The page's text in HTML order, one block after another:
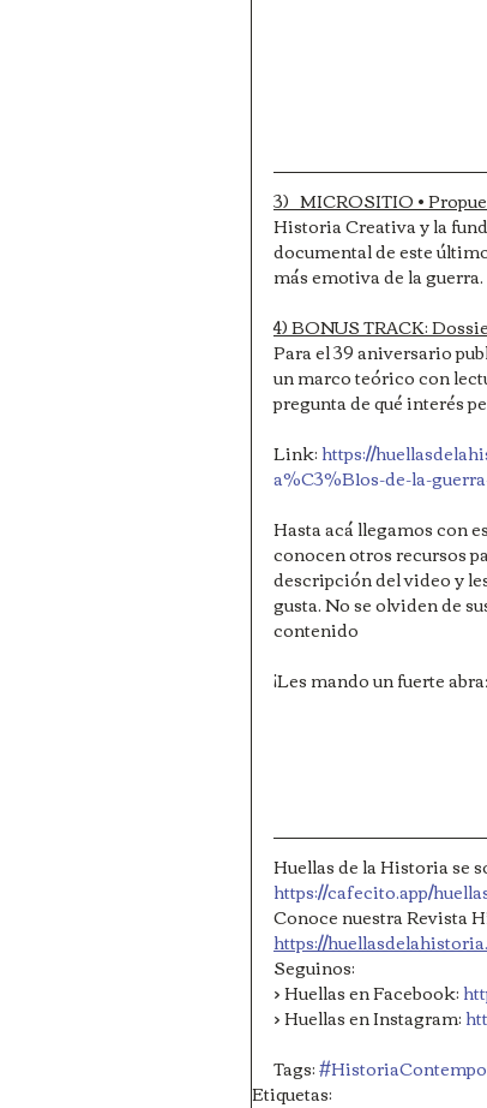
3)   MICROSITIO •
Historia Creativa y la
documental de este
más emotiva de la guerra.
4) BONUS TRACK:
Para el 39 aniversario
un marco teórico con
pregunta de qué interés
Link: https://
a%C3%B1os-de-la-
Hasta acá llegamos con
conocen otros recursos
descripción del video y
gusta. No se olviden de
contenido
¡Les mando un fuerte
Huellas de la Historia se
https://cafecito.app/
Conoce nuestra Revista
https://
Seguinos:
> Huellas en Facebook:
> Huellas en Instagram:
Tags:
Etiquetas: